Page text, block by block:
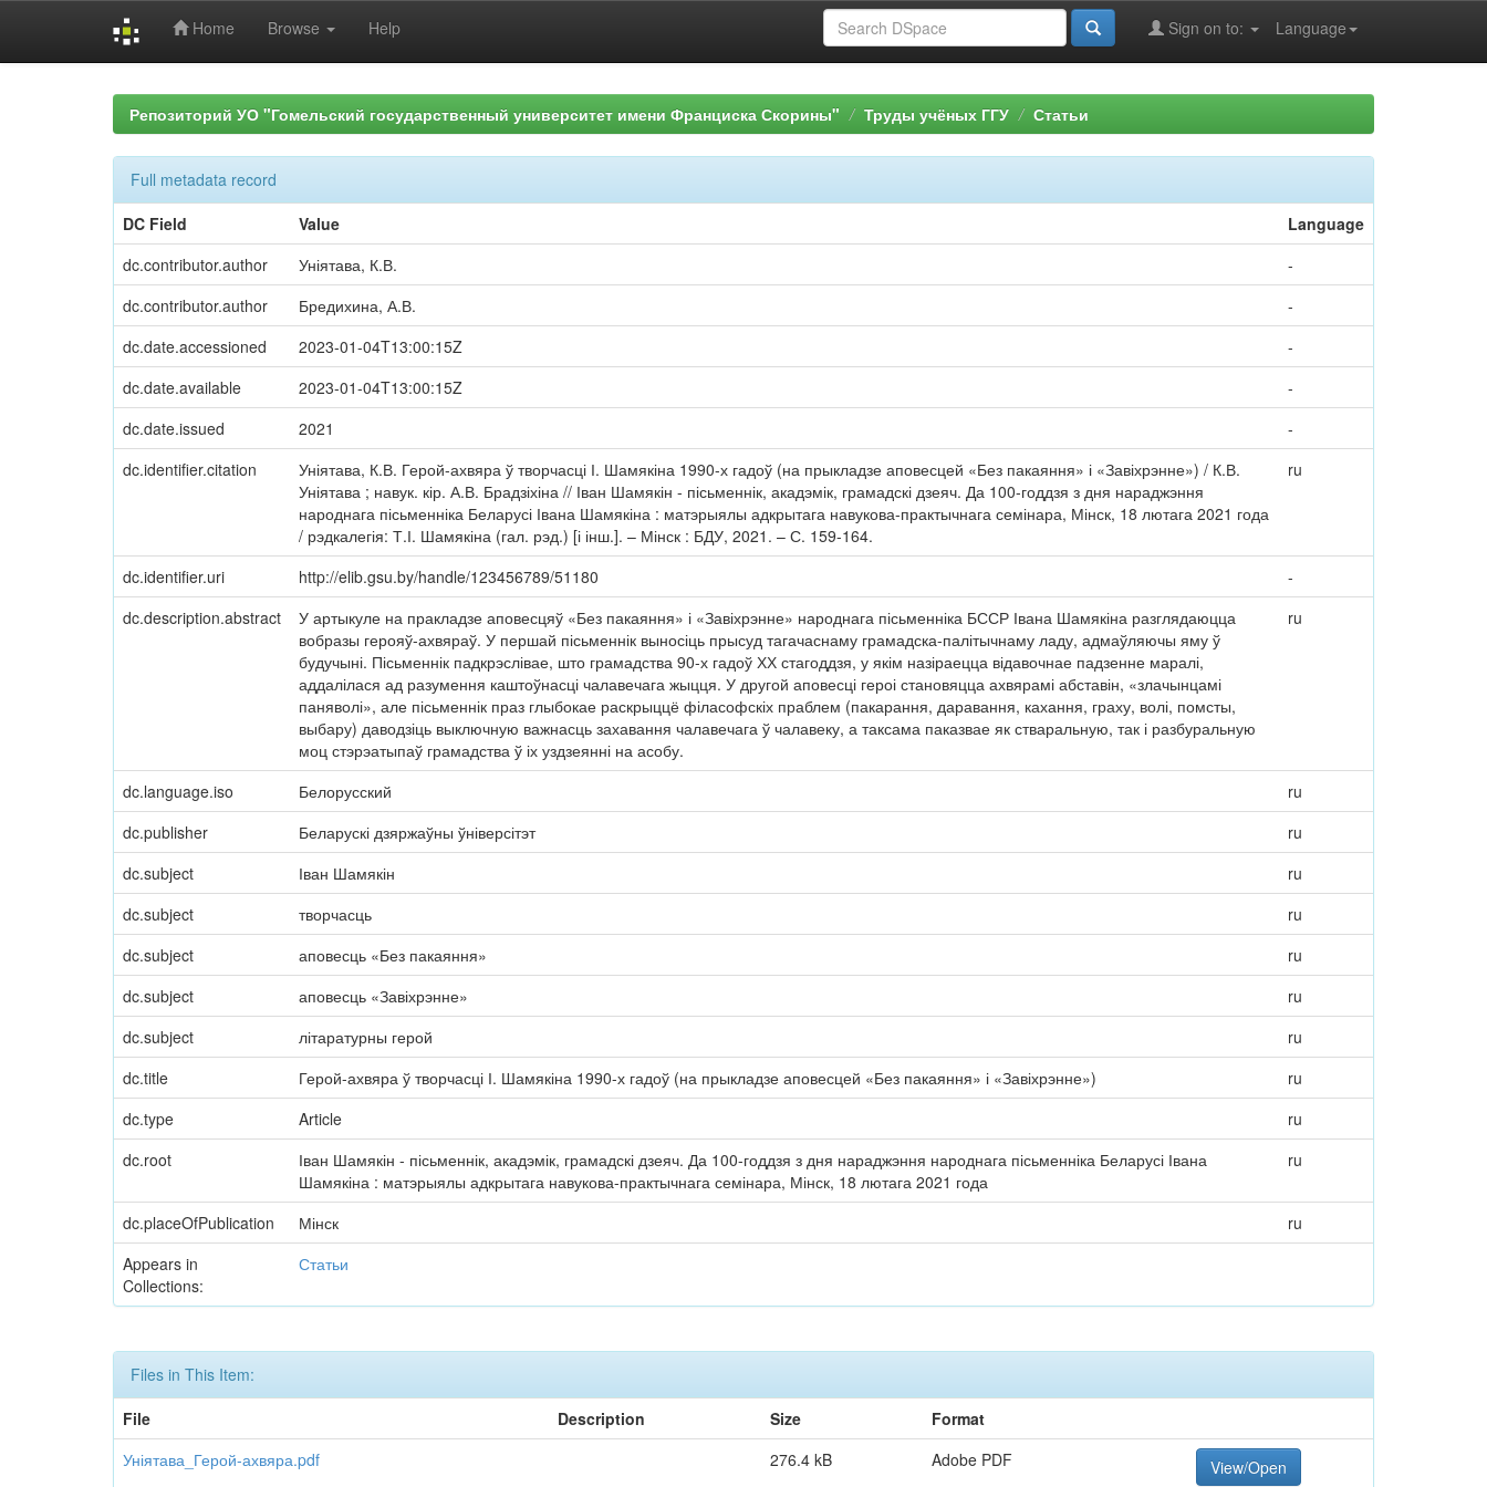
Home Browse Help Language
Sign on to:
Репозиторий УО "Гомельский государственный университет имени Франциска Скорины" Труды учёных ГГУ Статьи
Full metadata record
DC Field
Value
Language
dc.contributor.author
Уніятава, К.В.
-
dc.contributor.author
Бредихина, А.В.
-
dc.date.accessioned
2023-01-04T13:00:15Z
-
dc.date.available
2023-01-04T13:00:15Z
-
dc.date.issued
2021
-
dc.identifier.citation
Уніятава, К.В. Герой-ахвяра ў творчасці І. Шамякіна 1990-х гадоў (на прыкладзе аповесцей «Без пакаяння» і «Завіхрэнне») / К.В.
Уніятава ; навук. кір. А.В. Брадзіхіна // Іван Шамякін - пісьменнік, акадэмік, грамадскі дзеяч. Да 100-годдзя з дня нараджэння
народнага пісьменніка Беларусі Івана Шамякіна : матэрыялы адкрытага навукова-практычнага семінара, Мінск, 18 лютага 2021 года
/ рэдкалегія: Т.І. Шамякіна (гал. рэд.) [і інш.]. – Мінск : БДУ, 2021. – С. 159-164.
ru
dc.identifier.uri http://elib.gsu.by/handle/123456789/51180
-
dc.description.abstract
У артыкуле на пракладзе аповесцяў «Без пакаяння» і «Завіхрэнне» народнага пісьменніка БССР Івана Шамякіна разглядаюцца
вобразы герояў-ахвяраў. У першай пісьменнік выносіць прысуд тагачаснаму грамадска-палітычнаму ладу, адмаўляючы яму ў
будучыні. Пісьменнік падкрэслівае, што грамадства 90-х гадоў ХХ стагоддзя, у якім назіраецца відавочнае падзенне маралі,
аддалілася ад разумення каштоўнасці чалавечага жыцця. У другой аповесці героі становяцца ахвярамі абставін, «злачынцамі
паняволі», але пісьменнік праз глыбокае раскрыццё філасофскіх праблем (пакарання, даравання, кахання, граху, волі, помсты,
выбару) даводзіць выключную важнасць захавання чалавечага ў чалавеку, а таксама паказвае як стваральную, так і разбуральную
моц стэрэатыпаў грамадства ў іх уздзеянні на асобу.
ru
dc.language.iso Белорусский
ru
dc.publisher
Беларускі дзяржаўны ўніверсітэт
ru
dc.subject
Іван Шамякін
ru
dc.subject
творчасць
ru
dc.subject
аповесць «Без пакаяння»
ru
dc.subject
аповесць «Завіхрэнне»
ru
dc.subject
літаратурны герой
ru
dc.title
Герой-ахвяра ў творчасці І. Шамякіна 1990-х гадоў (на прыкладзе аповесцей «Без пакаяння» і «Завіхрэнне»)
ru
dc.type
Article
ru
dc.root
Іван Шамякін - пісьменнік, акадэмік, грамадскі дзеяч. Да 100-годдзя з дня нараджэння народнага пісьменніка Беларусі Івана
Шамякіна : матэрыялы адкрытага навукова-практычнага семінара, Мінск, 18 лютага 2021 года
ru
dc.placeOfPublication Мінск
ru
Appears in
Collections:
Статьи
Files in This Item:
File
Description Size
Format
Уніятава_Герой-ахвяра.pdf
276.4 kB Adobe PDF View/Open